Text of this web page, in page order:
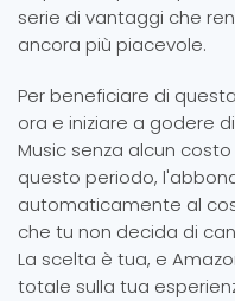
serie di vantaggi che
ancora più piacevole.
Per beneficiare di
ora e iniziare a godere
Music senza alcun
questo periodo,
automaticamente al
che tu non decida di
La scelta è tua, e
totale sulla tua